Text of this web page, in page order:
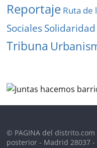
Reportaje Ruta de
SocialesSolidaridad
Tribuna
© PAGINA del distrito.com
posterior - Madrid 28037